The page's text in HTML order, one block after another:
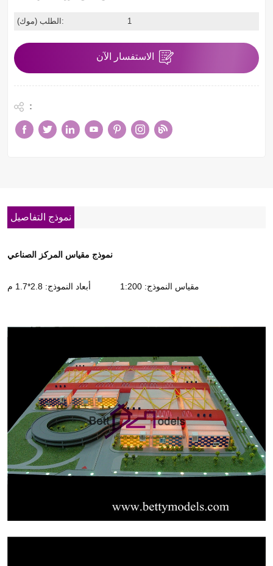
الطلب (موك): 1
الاستفسار الآن
:
نموذج التفاصيل
نموذج مقياس المركز الصناعي
مقياس النموذج: 1:200 أبعاد النموذج: 2.8*1.7 م